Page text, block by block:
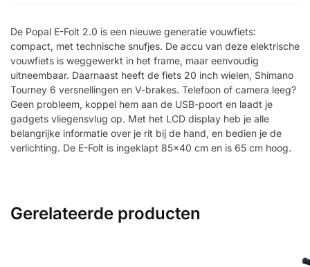
De Popal E-Folt 2.0 is een nieuwe generatie vouwfiets:
compact, met technische snufjes. De accu van deze elektrische
vouwfiets is weggewerkt in het frame, maar eenvoudig
uitneembaar. Daarnaast heeft de fiets 20 inch wielen, Shimano
Tourney 6 versnellingen en V-brakes. Telefoon of camera leeg?
Geen probleem, koppel hem aan de USB-poort en laadt je
gadgets vliegensvlug op. Met het LCD display heb je alle
belangrijke informatie over je rit bij de hand, en bedien je de
verlichting. De E-Folt is ingeklapt 85×40 cm en is 65 cm hoog.
Gerelateerde producten